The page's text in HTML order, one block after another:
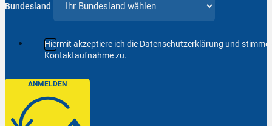
Bundesland
Hiermit akzeptiere ich die Datenschutzerklärung und
Kontaktaufnahme zu.
ANMELDEN